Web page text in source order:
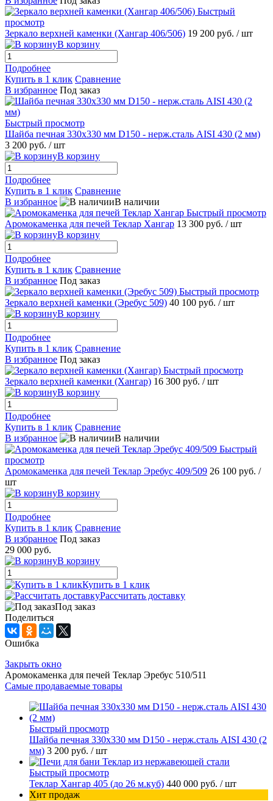
Быстрый
просмотр
Зеркало верхней каменки (Хангар 406/506) 19 200 руб. / шт
В корзину
Подробнее
Купить в 1 клик Сравнение
В избранное Под заказ
Быстрый просмотр
Шайба печная 330х330 мм D150 - нерж.сталь AISI 430 (2 мм)
3 200 руб. / шт
В корзину
Подробнее
Купить в 1 клик Сравнение
В избранное
В наличии
Быстрый просмотр
Аромокаменка для печей Теклар Хангар 13 300 руб. / шт
В корзину
Подробнее
Купить в 1 клик Сравнение
В избранное Под заказ
Быстрый просмотр
Зеркало верхней каменки (Эребус 509) 40 100 руб. / шт
В корзину
Подробнее
Купить в 1 клик Сравнение
В избранное Под заказ
Быстрый просмотр
Зеркало верхней каменки (Хангар) 16 300 руб. / шт
В корзину
Подробнее
Купить в 1 клик Сравнение
В избранное
В наличии
Быстрый
просмотр
Аромокаменка для печей Теклар Эребус 409/509 26 100 руб. /
шт
В корзину
Подробнее
Купить в 1 клик Сравнение
В избранное Под заказ
29 000 руб.
В корзину
Купить в 1 клик
Рассчитать доставку
Под заказ
Поделиться
Ошибка
Закрыть окно
Аромокаменка для печей Теклар Эребус 510/511
Самые продаваемые товары
Быстрый просмотр
Шайба печная 330х330 мм D150 - нерж.сталь AISI 430 (2
мм) 3 200 руб. / шт
Быстрый просмотр
Теклар Хангар 405 (до 26 м.куб) 440 000 руб. / шт
Хит продаж